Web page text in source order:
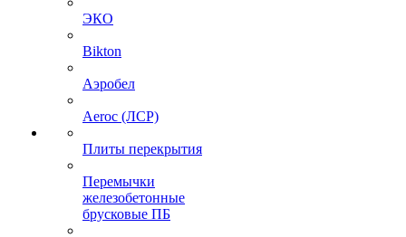
ЭКО
Bikton
Аэробел
Aeroc (ЛСР)
Плиты перекрытия
Перемычки
железобетонные
брусковые ПБ